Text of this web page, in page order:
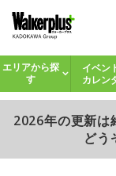
エリアから探
す
イベン
カレン
2026年の更新は
どう